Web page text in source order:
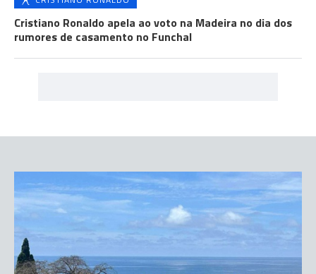
Cristiano Ronaldo apela ao voto na Madeira no dia dos
rumores de casamento no Funchal